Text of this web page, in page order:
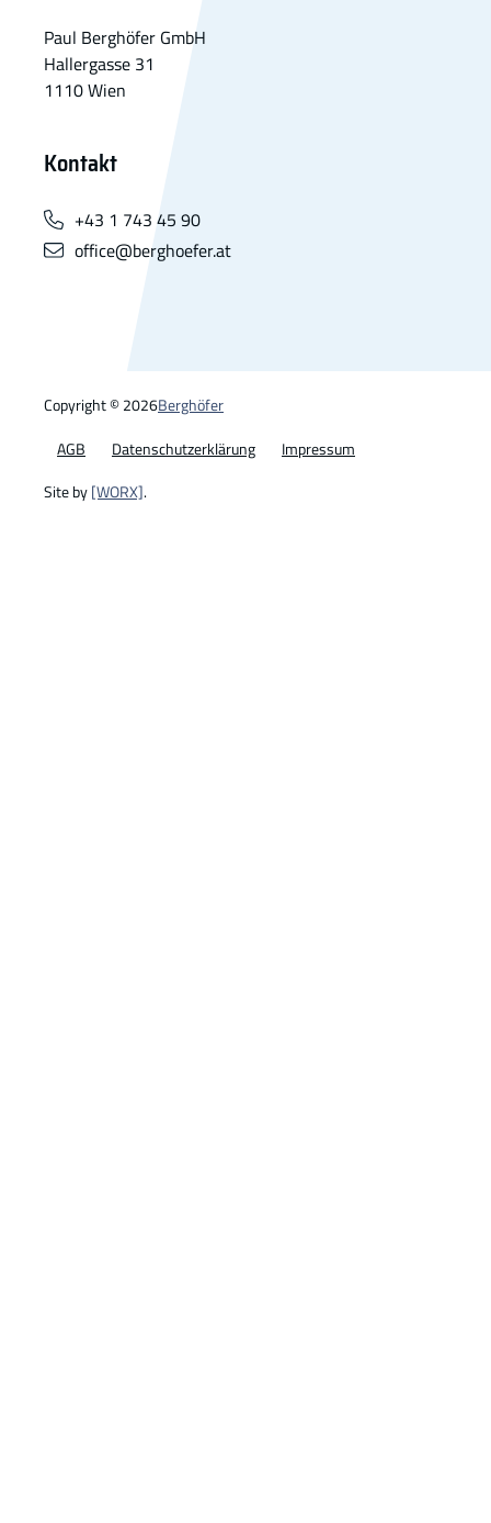
Paul Berghöfer GmbH
Hallergasse 31
1110 Wien
Kontakt
+43 1 743 45 90
office@berghoefer.at
Copyright©2026Berghöfer
AGB
Datenschutzerklärung
Impressum
Site by[WORX].